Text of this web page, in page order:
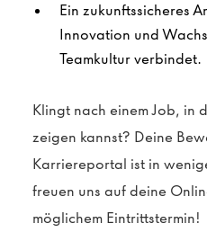
Ein zukunftssicheres
Innovation und
Teamkultur verbindet.
Klingt nach einem Job, in
zeigen kannst? Deine
Karriereportal ist in
freuen uns auf deine
möglichem Eintrittstermin!